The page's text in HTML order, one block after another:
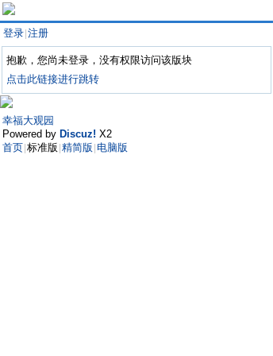
登录 注册
抱歉，您尚未登录，没有权限访问该版块
点击此链接进行跳转
幸福大观园
Powered by Discuz! X2
首页 标准版 精简版 电脑版